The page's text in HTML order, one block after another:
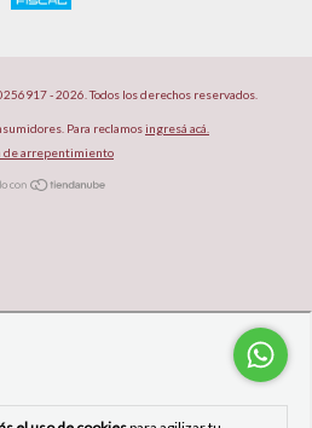
- 2026. Todos los derechos reservados.
Para reclamosingresá acá.
de arrepentimiento